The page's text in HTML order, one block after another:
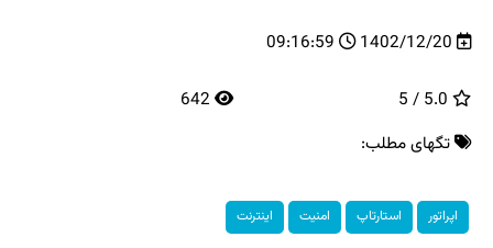
1402/12/20
09:16:59
تگهای مطلب:
اپراتور استارتاپ امنیت اینترنت